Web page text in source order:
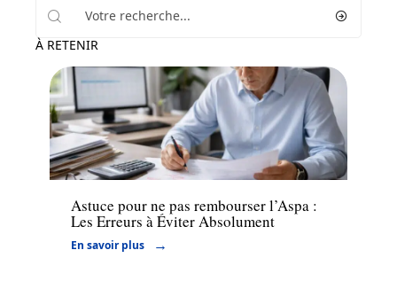
À RETENIR
Actu
Astuce pour ne pas rembourser l’Aspa :
Les Erreurs à Éviter Absolument
En savoir plus